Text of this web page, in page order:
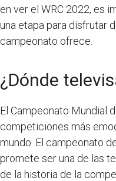
en ver el WRC 2022, es
una etapa para disfrutar
campeonato ofrece.
¿Dónde
El Campeonato Mundial
competiciones más
mundo. El campeonato
promete ser una de las
de la historia de la